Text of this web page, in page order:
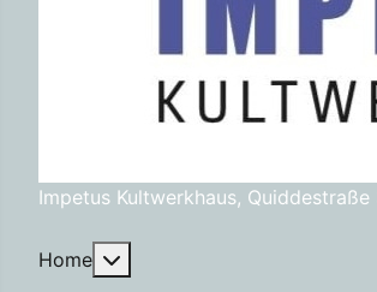
Impetus Kultwerkhaus,
Home